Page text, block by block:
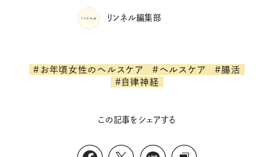
リンネル編集部
#お年頃女性のヘルスケア #ヘルスケア
#腸活
#自律神経
この記事をシェアする